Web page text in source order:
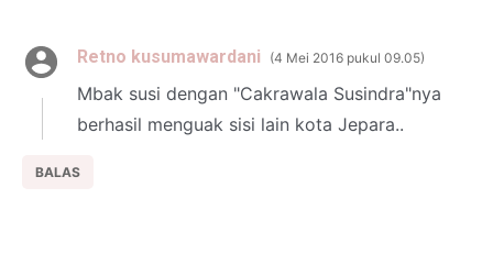
Retno kusumawardani 4 Mei 2016 pukul 09.05
Mbak susi dengan "Cakrawala Susindra"nya
berhasil menguak sisi lain kota Jepara..
BALAS